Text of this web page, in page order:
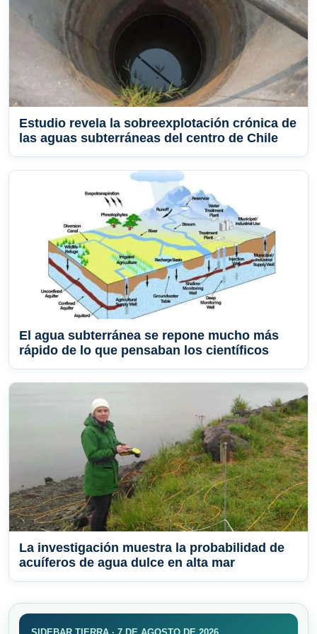
Estudio revela la sobreexplotación crónica de
las aguas subterráneas del centro de Chile
El agua subterránea se repone mucho más
rápido de lo que pensaban los científicos
La investigación muestra la probabilidad de
acuíferos de agua dulce en alta mar